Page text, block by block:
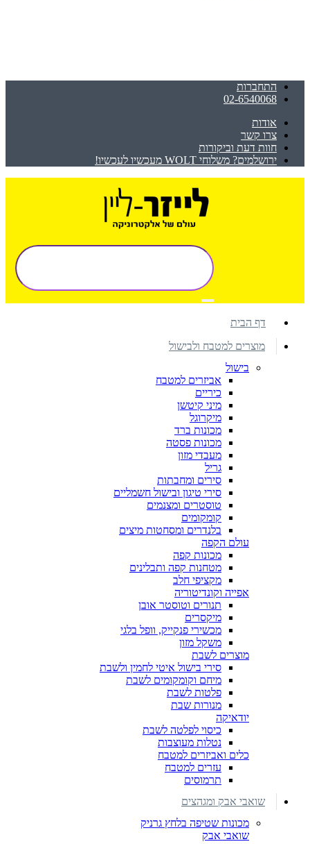
התחברות
02-6540068
אודות
צרו קשר
חוות דעת וביקורות
ירושלמים? משלוחי WOLT מעכשיו לעכשיו!
דף הבית
מוצרים למטבח ולבישול
בישול
אביזרים למטבח
כיריים
מיני קיטשן
מיקרוגל
מכונות ברד
מכונות פסטה
מעבדי מזון
גריל
סירים ומחבתות
סירי טיגון ובישול חשמליים
טוסטרים ומצנמים
קומקומים
בלנדרים ומסחטות מיצים
עולם הקפה
מכונות קפה
מטחנות קפה ותבלינים
מקציפי חלב
אפייה וקונדיטוריה
תנורים וטוסטר אובן
מיקסרים
מכשירי פנקייק, וופל בלגי
משקל מזון
מוצרים לשבת
סירי בישול איטי לחמין ולשבת
מיחם וקומקומים לשבת
פלטות לשבת
מנורות שבת
יודאיקה
כיסוי לפלטה לשבת
נטלות מעוצבות
כלים ואביזרים למטבח
עזרים למטבח
תרמוסים
שואבי אבק ומגהצים
מכונות שטיפה בלחץ גרניק
שואבי אבק